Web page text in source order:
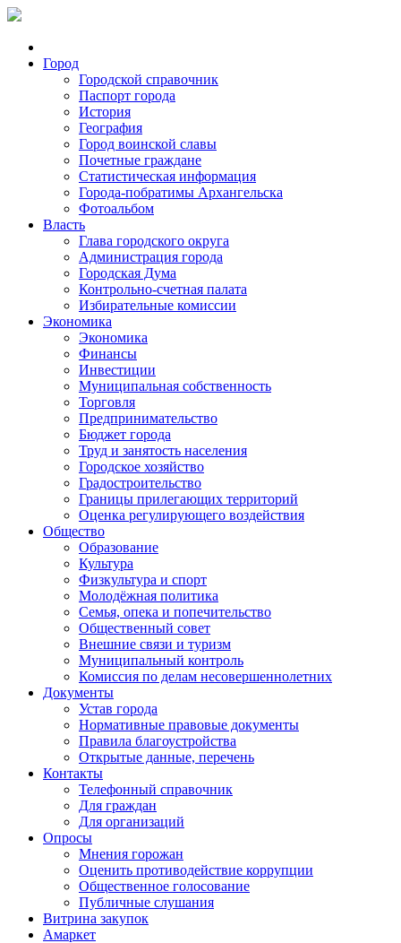
Город
Городской справочник
Паспорт города
История
География
Город воинской славы
Почетные граждане
Статистическая информация
Города-побратимы Архангельска
Фотоальбом
Власть
Глава городского округа
Администрация города
Городская Дума
Контрольно-счетная палата
Избирательные комиссии
Экономика
Экономика
Финансы
Инвестиции
Муниципальная собственность
Торговля
Предпринимательство
Бюджет города
Труд и занятость населения
Городское хозяйство
Градостроительство
Границы прилегающих территорий
Оценка регулирующего воздействия
Общество
Образование
Культура
Физкультура и спорт
Молодёжная политика
Семья, опека и попечительство
Общественный совет
Внешние связи и туризм
Муниципальный контроль
Комиссия по делам несовершеннолетних
Документы
Устав города
Нормативные правовые документы
Правила благоустройства
Открытые данные, перечень
Контакты
Телефонный справочник
Для граждан
Для организаций
Опросы
Мнения горожан
Оценить противодействие коррупции
Общественное голосование
Публичные слушания
Витрина закупок
Амаркет